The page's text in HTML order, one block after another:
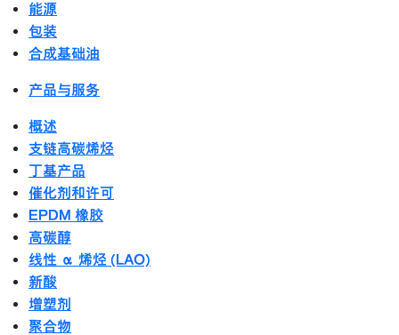
能源
包装
合成基础油
产品与服务
概述
支链高碳烯烃
丁基产品
催化剂和许可
EPDM 橡胶
高碳醇
线性 α 烯烃 (LAO)
新酸
增塑剂
聚合物